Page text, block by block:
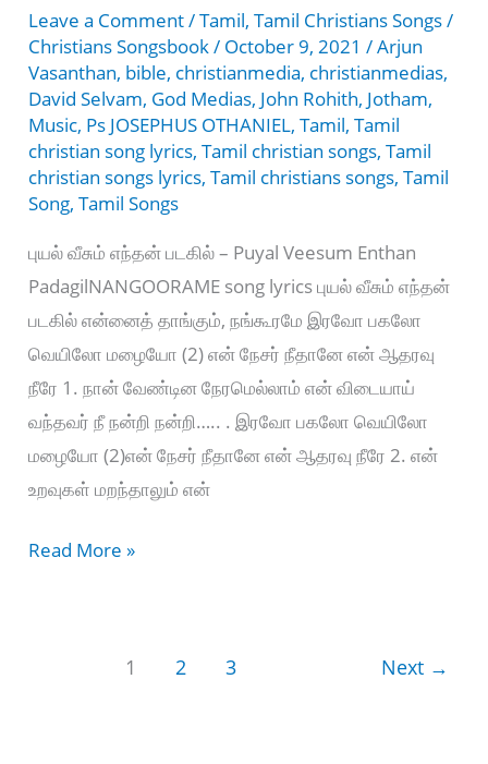
Leave a Comment/Tamil,Tamil Christians Songs/
Christians Songsbook/ October 9, 2021/Arjun
Vasanthan, bible, christianmedia, christianmedias,
David Selvam, God Medias, John Rohith, Jotham,
Music, Ps JOSEPHUS OTHANIEL,Tamil,Tamil
christian song lyrics,Tamil christian songs,Tamil
christian songs lyrics,Tamil christians songs,Tamil
Song,Tamil Songs
புயல் வீசும் எந்தன் படகில் – Puyal Veesum Enthan
PadagilNANGOORAME song lyrics புயல் வீசும் எந்தன்
படகில் என்னைத் தாங்கும், நங்கூரமே இரவோ பகலோ
வெயிலோ மழையோ (2) என் நேசர் நீதானே என் ஆதரவு
நீரே 1. நான் வேண்டின நேரமெல்லாம் என் விடையாய்
வந்தவர் நீ நன்றி நன்றி….. . இரவோ பகலோ வெயிலோ
மழையோ (2)என் நேசர் நீதானே என் ஆதரவு நீரே 2. என்
உறவுகள் மறந்தாலும் என்
புயல்
Read More »
1 2 3 Next →